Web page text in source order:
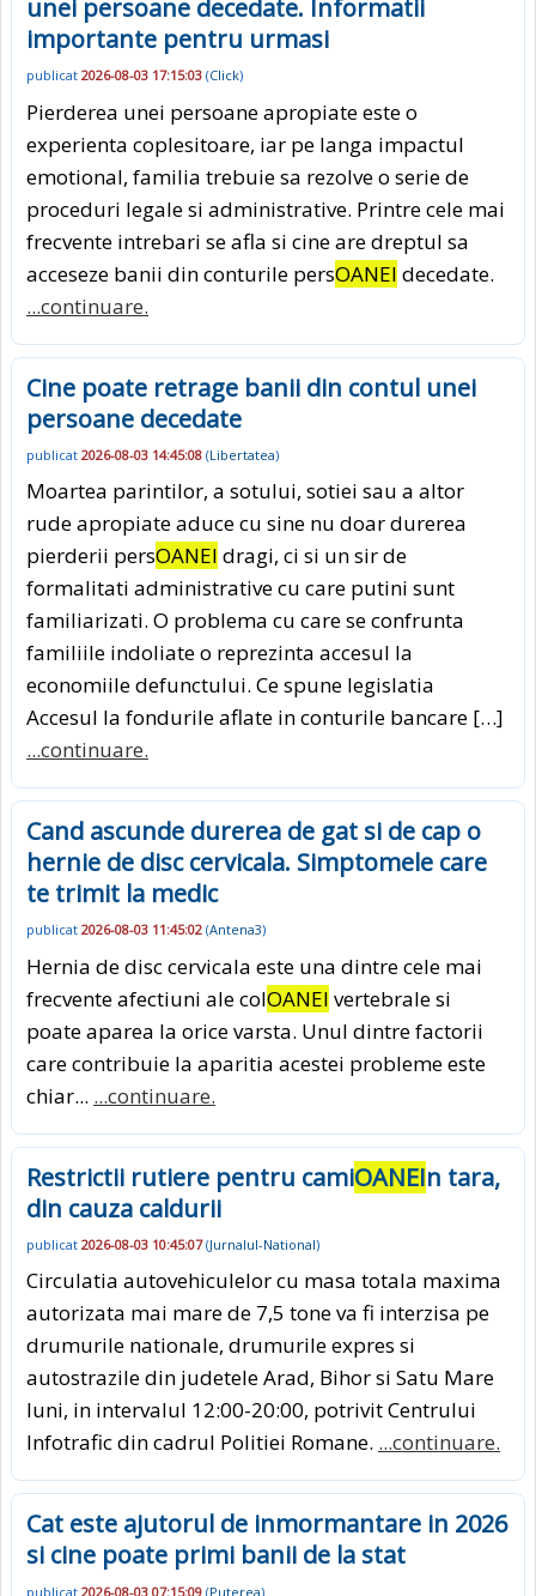
unei persoane decedate. Informatii
importante pentru urmasi
publicat 2026-08-03 17:15:03 (Click)
Pierderea unei persoane apropiate este o
experienta coplesitoare, iar pe langa impactul
emotional, familia trebuie sa rezolve o serie de
proceduri legale si administrative. Printre cele mai
frecvente intrebari se afla si cine are dreptul sa
acceseze banii din conturile persOANEI decedate.
...continuare.
Cine poate retrage banii din contul unei
persoane decedate
publicat 2026-08-03 14:45:08 (Libertatea)
Moartea parintilor, a sotului, sotiei sau a altor
rude apropiate aduce cu sine nu doar durerea
pierderii persOANEI dragi, ci si un sir de
formalitati administrative cu care putini sunt
familiarizati. O problema cu care se confrunta
familiile indoliate o reprezinta accesul la
economiile defunctului. Ce spune legislatia
Accesul la fondurile aflate in conturile bancare […]
...continuare.
Cand ascunde durerea de gat si de cap o
hernie de disc cervicala. Simptomele care
te trimit la medic
publicat 2026-08-03 11:45:02 (Antena3)
Hernia de disc cervicala este una dintre cele mai
frecvente afectiuni ale colOANEI vertebrale si
poate aparea la orice varsta. Unul dintre factorii
care contribuie la aparitia acestei probleme este
chiar... ...continuare.
Restrictii rutiere pentru camiOANEIn tara,
din cauza caldurii
publicat 2026-08-03 10:45:07(Jurnalul-National)
Circulatia autovehiculelor cu masa totala maxima
autorizata mai mare de 7,5 tone va fi interzisa pe
drumurile nationale, drumurile expres si
autostrazile din judetele Arad, Bihor si Satu Mare
luni, in intervalul 12:00-20:00, potrivit Centrului
Infotrafic din cadrul Politiei Romane. ...continuare.
Cat este ajutorul de inmormantare in 2026
si cine poate primi banii de la stat
publicat 2026-08-03 07:15:09 (Puterea)